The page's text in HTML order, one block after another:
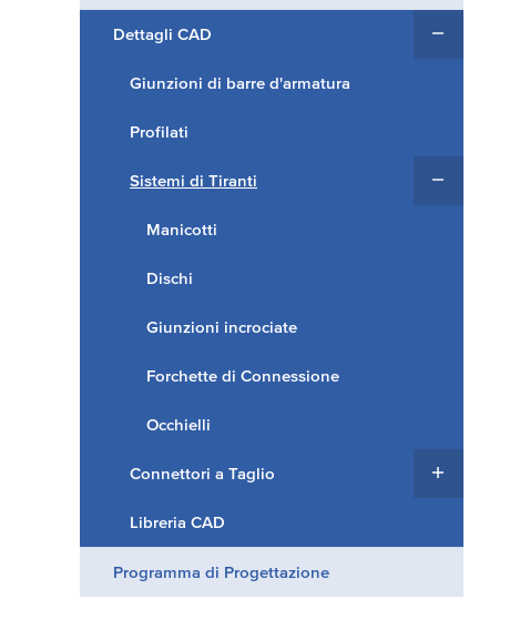
Dettagli CAD
Giunzioni di barre d'armatura
Profilati
Sistemi di Tiranti
Manicotti
Dischi
Giunzioni incrociate
Forchette di Connessione
Occhielli
Connettori a Taglio
Libreria CAD
Programma di Progettazione